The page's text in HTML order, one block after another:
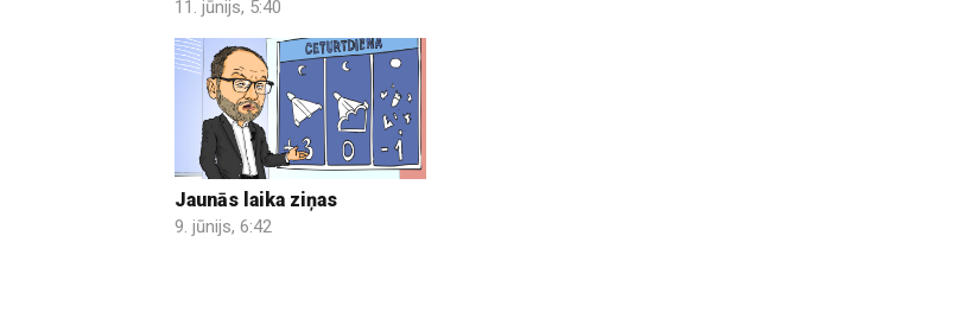
11. jūnijs, 5:40
Jaunās laika ziņas
9. jūnijs, 6:42